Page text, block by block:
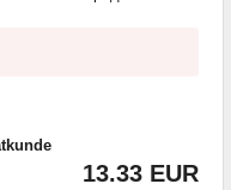
13.33 EUR